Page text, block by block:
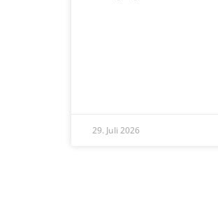
29. Juli 2026